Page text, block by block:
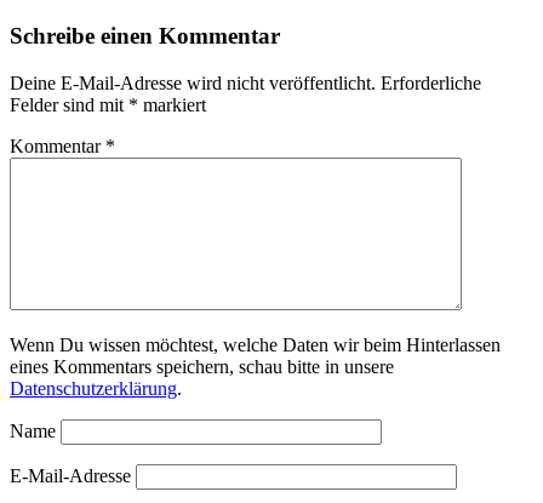
Schreibe einen Kommentar
Deine E-Mail-Adresse wird nicht veröffentlicht. Erforderliche
Felder sind mit * markiert
Kommentar *
Wenn Du wissen möchtest, welche Daten wir beim Hinterlassen
eines Kommentars speichern, schau bitte in unsere
Datenschutzerklärung.
Name
E-Mail-Adresse